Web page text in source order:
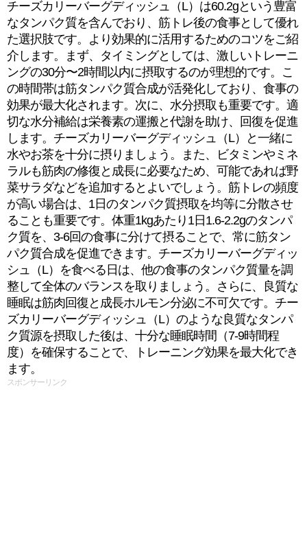
チーズカリーバーグディッシュ（L）は60.2gという豊富
なタンパク質を含んでおり、筋トレ後の食事として優れ
た選択肢です。より効果的に活用するためのコツをご紹
介します。まず、タイミングとしては、激しいトレーニ
ングの30分〜2時間以内に摂取するのが理想的です。こ
の時間帯は筋タンパク質合成が活発化しており、食事の
効果が最大化されます。次に、水分摂取も重要です。適
切な水分補給は栄養素の運搬と代謝を助け、回復を促進
します。チーズカリーバーグディッシュ（L）と一緒に
水やお茶を十分に摂りましょう。また、ビタミンやミネ
ラルも筋肉の修復と成長に必要なため、可能であれば野
菜サラダなどを追加するとよいでしょう。筋トレの頻度
が高い場合は、1日のタンパク質摂取を均等に分散させ
ることも重要です。体重1kgあたり1日1.6-2.2gのタンパ
ク質を、3-6回の食事に分けて摂ることで、常に筋タン
パク質合成を促進できます。チーズカリーバーグディッ
シュ（L）を食べる日は、他の食事のタンパク質量を調
整して全体のバランスを取りましょう。さらに、良質な
睡眠は筋肉回復と成長ホルモン分泌に不可欠です。チー
ズカリーバーグディッシュ（L）のような良質なタンパ
ク質源を摂取した後は、十分な睡眠時間（7-9時間程
度）を確保することで、トレーニング効果を最大化でき
ます。
スポンサーリンク